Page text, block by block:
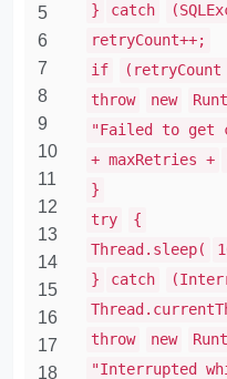
5
6
7
8
9
10
11
12
13
14
15
16
17
18
}
catch
retryCount++;
if
throw
new
"Failed to get
+ maxRetries +
}
try
{
Thread.sleep(
}
catch
throw
new
"Interrupted